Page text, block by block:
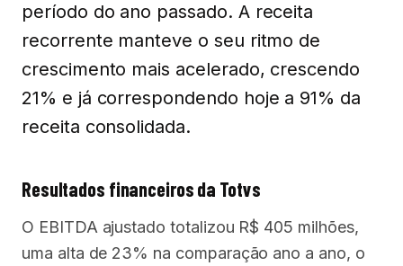
período do ano passado. A receita
recorrente manteve o seu ritmo de
crescimento mais acelerado, crescendo
21% e já correspondendo hoje a 91% da
receita consolidada.
Resultados financeiros da Totvs
O EBITDA ajustado totalizou R$ 405 milhões,
uma alta de 23% na comparação ano a ano, o